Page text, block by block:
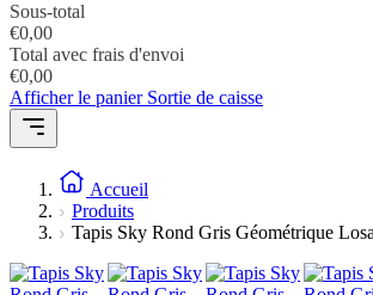
Sous-total
€0,00
Total avec frais d'envoi
€0,00
Afficher le panier Sortie de caisse
Accueil
Produits
Tapis Sky Rond Gris Géométrique